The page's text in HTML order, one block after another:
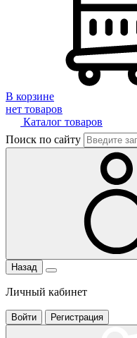
В корзине
нет товаров
Каталог товаров
Поиск по сайту
Назад
Личный кабинет
Войти Регистрация